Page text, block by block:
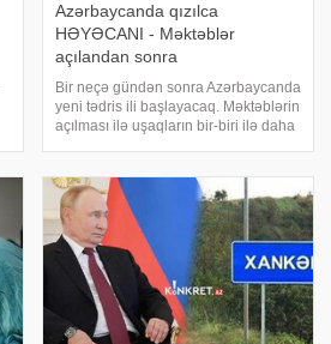
Azərbaycanda qızılca
HƏYƏCANI - Məktəblər
açılandan sonra
Bir neçə gündən sonra Azərbaycanda
yeni tədris ili başlayacaq. Məktəblərin
açılması ilə uşaqların bir-biri ilə daha
xəstəliklərin yayılma riskini təzədə